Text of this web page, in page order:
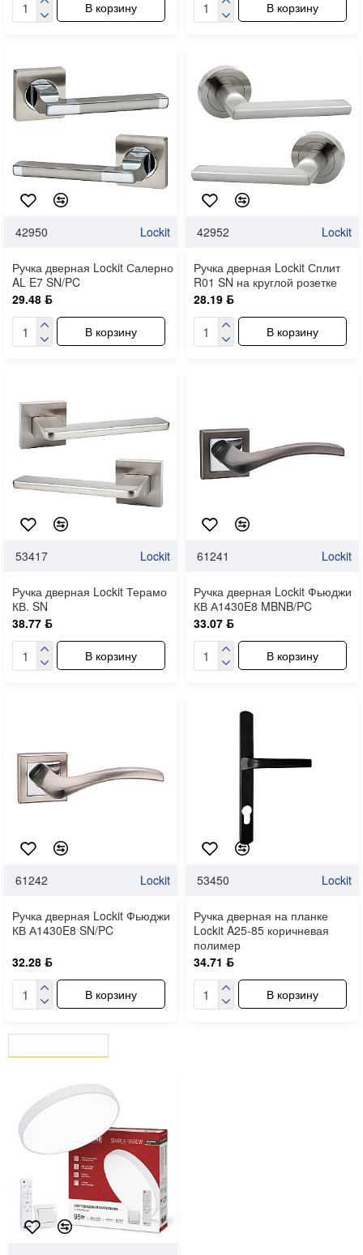
В корзину В корзину
42950 Lockit
Ручка дверная Lockit Салерно
AL E7 SN/PC
29.48 ƃ
В корзину
42952 Lockit
Ручка дверная Lockit Сплит
R01 SN на круглой розетке
28.19 ƃ
В корзину
53417 Lockit
Ручка дверная Lockit Терамо
КВ. SN
38.77 ƃ
В корзину
61241 Lockit
Ручка дверная Lockit Фьюджи
КВ А1430E8 MBNB/PC
33.07 ƃ
В корзину
61242 Lockit
Ручка дверная Lockit Фьюджи
КВ А1430E8 SN/PC
32.28 ƃ
В корзину
53450 Lockit
Ручка дверная на планке
Lockit A25-85 коричневая
полимер
34.71 ƃ
В корзину